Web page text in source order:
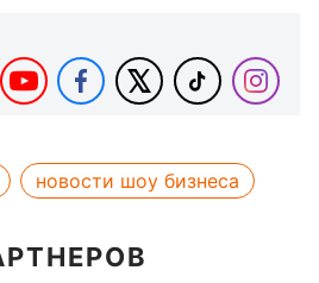
новости шоу бизнеса